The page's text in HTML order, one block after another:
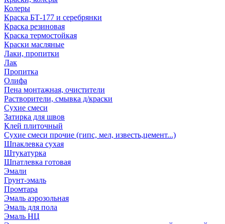
Колеры
Краска БТ-177 и серебрянки
Краска резиновая
Краска термостойкая
Краски масляные
Лаки, пропитки
Лак
Пропитка
Олифа
Пена монтажная, очистители
Растворители, смывка д/краски
Сухие смеси
Затирка для швов
Клей плиточный
Сухие смеси прочие (гипс, мел, известь,цемент...)
Шпаклевка сухая
Штукатурка
Шпатлевка готовая
Эмали
Грунт-эмаль
Промтара
Эмаль аэрозольная
Эмаль для пола
Эмаль НЦ